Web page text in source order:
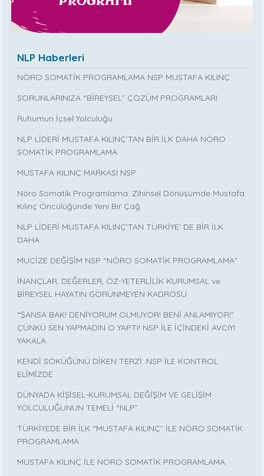
NLP Haberleri
NÖRO SOMATİK PROGRAMLAMA NSP MUSTAFA KILINÇ
SORUNLARINIZA “BİREYSEL” ÇÖZÜM PROGRAMLARI
Ruhumun İçsel Yolculuğu
NLP LİDERİ MUSTAFA KILINÇ’TAN BİR İLK DAHA NÖRO
SOMATİK PROGRAMLAMA
MUSTAFA KILINÇ MARKASI NSP
Nöro Somatik Programlama: Zihinsel Dönüşümde Mustafa
Kılınç Öncülüğünde Yeni Bir Çağ
NLP LİDERİ MUSTAFA KILINÇ'TAN TÜRKİYE' DE BİR İLK
DAHA
MUCİZE DEĞİŞİM NSP “NÖRO SOMATİK PROGRAMLAMA”
İNANÇLAR, DEĞERLER, ÖZ-YETERLİLİK KURUMSAL ve
BİREYSEL HAYATIN GÖRÜNMEYEN KADROSU
“ŞANSA BAK! DENİYORUM OLMUYOR! BENİ ANLAMIYOR!”
ÇÜNKÜ SEN YAPMADIN O YAPTI! NSP İLE İÇİNDEKİ AVCIYI
YAKALA
KENDİ SÖKÜĞÜNÜ DİKEN TERZİ: NSP İLE KONTROL
ELİMİZDE
DÜNYADA KİŞİSEL-KURUMSAL DEĞİŞİM VE GELİŞİM
YOLCULUĞUNUN TEMELİ “NLP”
TÜRKİYEDE BİR İLK “MUSTAFA KILINÇ” İLE NÖRO SOMATİK
PROGRAMLAMA
MUSTAFA KILINÇ İLE NÖRO SOMATİK PROGRAMLAMA